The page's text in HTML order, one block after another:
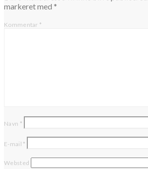
markeret med *
Kommentar *
Navn *
E-mail *
Websted